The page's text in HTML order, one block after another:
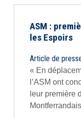
ASM :
les Espoirs
Article de
« En
l’ASM ont
leur première